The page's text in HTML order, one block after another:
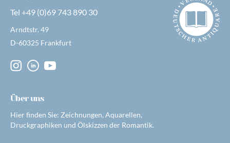
Tel +49 (0)69 743 890 30
Arndtstr. 49
D-60325 Frankfurt
Über uns
Hier finden Sie: Zeichnungen, Aquarellen,
Druckgraphiken und Ölskizzen der Romantik.